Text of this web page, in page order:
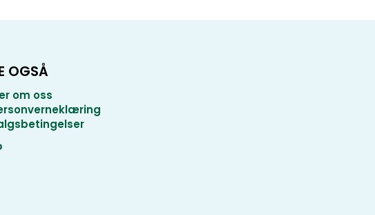
OGSÅ
om oss